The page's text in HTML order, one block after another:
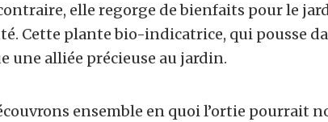
elle regorge de bienfaits pour le
Cette plante bio-indicatrice, qui pousse
une alliée précieuse au jardin.
ensemble en quoi l’ortie pourrait